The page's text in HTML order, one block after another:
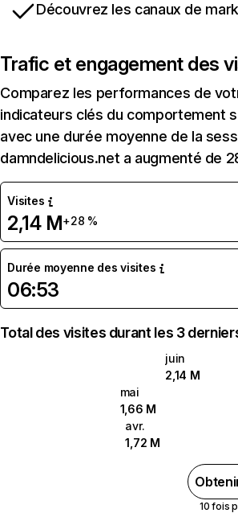
Découvrez les canaux de
Trafic et engagement des
Comparez les performances de
indicateurs clés du comportement
avec une durée moyenne de la
damndelicious.net a augmenté de
Visites
2,14 M+28 %
Durée moyenne des visites
06:53
Total des visites durant les 3
juin
2,14 M
mai
1,66 M
avr.
1,72 M
10 fois